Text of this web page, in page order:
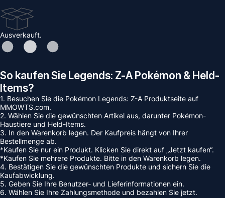
Ausverkauft.
So kaufen Sie Legends: Z-A Pokémon & Held-
Items?
1. Besuchen Sie die Pokémon Legends: Z-A Produktseite auf
MMOWTS.com.
2. Wählen Sie die gewünschten Artikel aus, darunter Pokémon-
Haustiere und Held-Items.
3. In den Warenkorb legen. Der Kaufpreis hängt von Ihrer
Bestellmenge ab.
*Kaufen Sie nur ein Produkt. Klicken Sie direkt auf „Jetzt kaufen“.
*Kaufen Sie mehrere Produkte. Bitte in den Warenkorb legen.
4. Bestätigen Sie die gewünschten Produkte und sichern Sie die
Kaufabwicklung.
5. Geben Sie Ihre Benutzer- und Lieferinformationen ein.
6. Wählen Sie Ihre Zahlungsmethode und bezahlen Sie jetzt.